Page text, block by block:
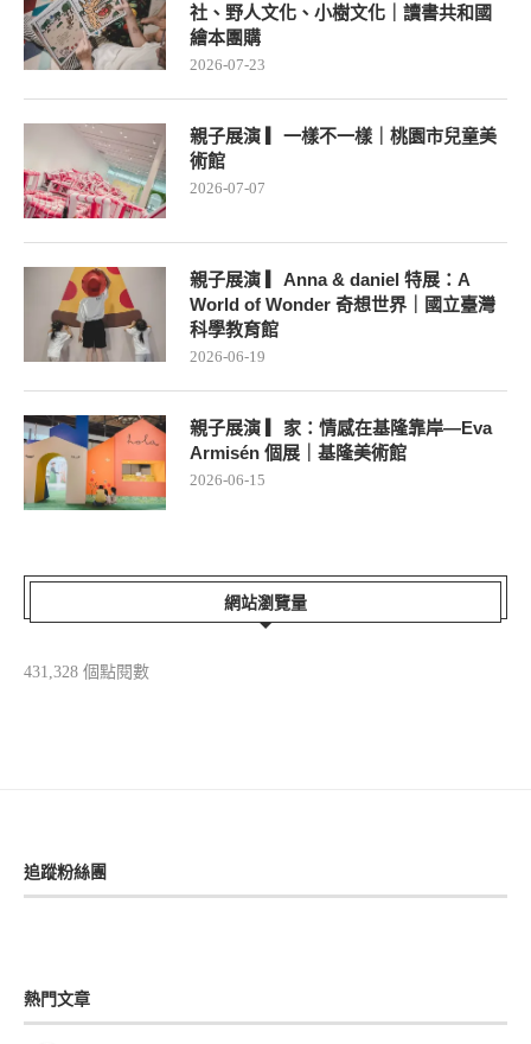
社、野人文化、小樹文化｜讀書共和國
繪本團購
2026-07-23
親子展演 ▎一樣不一樣｜桃園市兒童美
術館
2026-07-07
親子展演 ▎Anna & daniel 特展：A
World of Wonder 奇想世界｜國立臺灣
科學教育館
2026-06-19
親子展演 ▎家：情感在基隆靠岸—Eva
Armisén 個展｜基隆美術館
2026-06-15
網站瀏覽量
431,328 個點閱數
追蹤粉絲團
熱門文章